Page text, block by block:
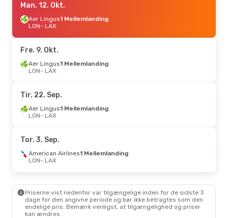
Man. 24. Aug.
American AirlinesDirekte
LON- LAX
LAX- LON
Fre. 16. Okt. - Man. 19. Okt.
1 Mellemlanding
LAX - LON
Man. 12. Okt.
Aer Lingus1 Mellemlanding
LON- LAX
Fre. 9. Okt.
Aer Lingus1 Mellemlanding
LON- LAX
Tir. 22. Sep.
Aer Lingus1 Mellemlanding
LON- LAX
Tor. 3. Sep.
American Airlines1 Mellemlanding
LON- LAX
Priserne vist nedenfor var tilgængelige inden for de sidste 3
dage for den angivne periode og bør ikke betragtes som den
endelige pris. Bemærk venligst, at tilgængelighed og priser
kan ændres.